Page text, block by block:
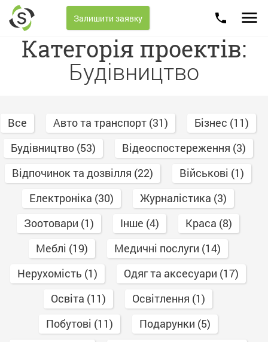
216.73.216.56
Skip
content
Залишити заявку
Категорія проектів:
Будівництво
Все Авто та транспорт (31)
Бізнес (11)
Будівництво (53)
Відеоспостереження (3)
Відпочинок та дозвілля (22)
Військові (1)
Електроніка (30)
Журналістика (3)
Зоотовари (1)
Інше (4)
Краса (8)
Меблі (19)
Медичні послуги (14)
Нерухомість (1)
Одяг та аксесуари (17)
Освіта (11)
Освітлення (1)
Побутові (11)
Подарунки (5)